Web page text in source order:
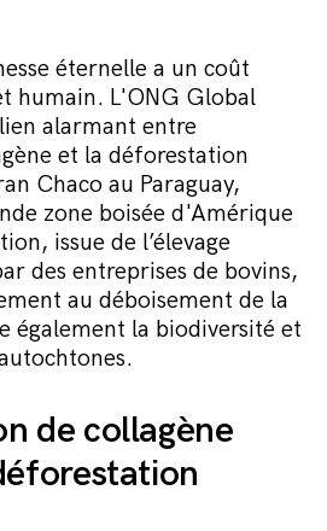
éternelle a un coût
humain. L'ONG Global
alarmant entre
et la déforestation
Chaco au Paraguay,
zone boisée d'Amérique
issue de l’élevage
des entreprises de bovins,
au déboisement de la
également la biodiversité et
de collagène